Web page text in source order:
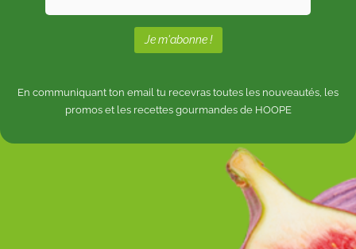
En communiquant ton email tu recevras toutes les nouveautés, les
promos et les recettes gourmandes de HOOPE